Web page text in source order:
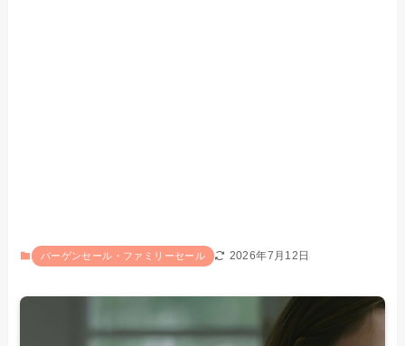
バーゲンセール・ファミリーセール 2026年7月12日